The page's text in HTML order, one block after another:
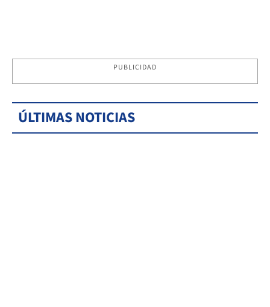
PUBLICIDAD
ÚLTIMAS NOTICIAS